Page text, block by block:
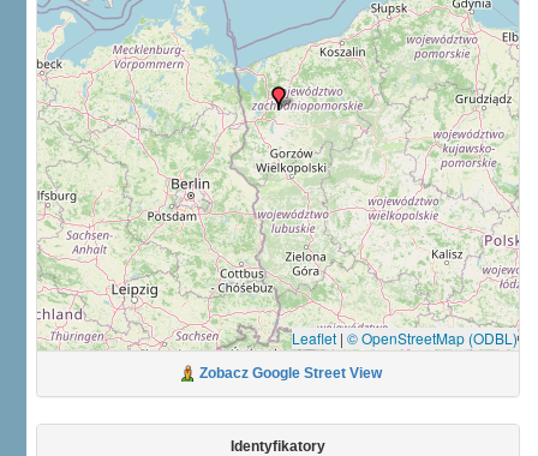
Leaflet | © OpenStreetMap (ODBL)
Zobacz Google Street View
Identyfikatory